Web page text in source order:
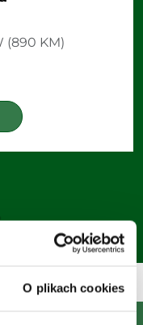
O plikach cookies
(890 KM)